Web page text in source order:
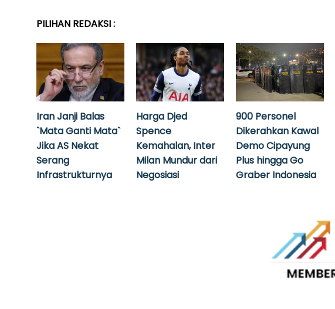
PILIHAN REDAKSI :
Iran Janji Balas
`Mata Ganti Mata`
Jika AS Nekat
Serang
Infrastrukturnya
Harga Djed
Spence
Kemahalan, Inter
Milan Mundur dari
Negosiasi
900 Personel
Dikerahkan Kawal
Demo Cipayung
Plus hingga Go
Graber Indonesia